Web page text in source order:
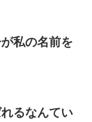
私の名前を
るなんてい